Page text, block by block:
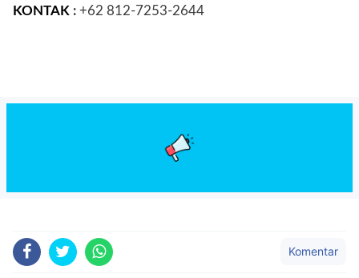
KONTAK : +62 812-7253-2644
Komentar